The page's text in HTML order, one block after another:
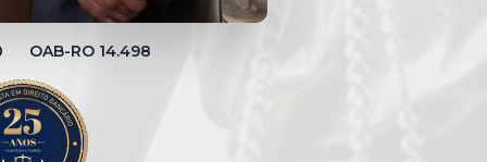
OAB-RO 14.498